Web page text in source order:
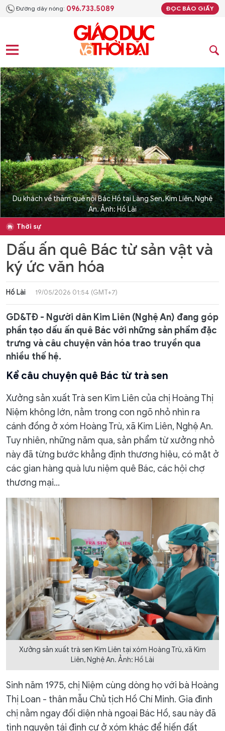
Đường dây nóng: 096.733.5089 ĐỌC BÁO GIẤY
Du khách về thăm quê nội Bác Hồ tại Làng Sen, Kim Liên, Nghệ
An. Ảnh: Hồ Lài
Thời sự
Dấu ấn quê Bác từ sản vật và
ký ức văn hóa
Hồ Lài 19/05/2026 01:54 (GMT+7)
GD&TĐ - Người dân Kim Liên (Nghệ An) đang góp
phần tạo dấu ấn quê Bác với những sản phẩm đặc
trưng và câu chuyện văn hóa trao truyền qua
nhiều thế hệ.
Kể câu chuyện quê Bác từ trà sen
Xưởng sản xuất Trà sen Kim Liên của chị Hoàng Thị
Niệm không lớn, nằm trong con ngõ nhỏ nhìn ra
cánh đồng ở xóm Hoàng Trù, xã Kim Liên, Nghệ An.
Tuy nhiên, những năm qua, sản phẩm từ xưởng nhỏ
này đã từng bước khẳng định thương hiệu, có mặt ở
các gian hàng quà lưu niệm quê Bác, các hội chợ
thương mại…
Xưởng sản xuất trà sen Kim Liên tại xóm Hoàng Trù, xã Kim
Liên, Nghệ An. Ảnh: Hồ Lài
Sinh năm 1975, chị Niệm cùng dòng họ với bà Hoàng
Thị Loan - thân mẫu Chủ tịch Hồ Chí Minh. Gia đình
chị nằm ngay đối diện nhà ngoại Bác Hồ, sau này đã
tình nguyện tái định cư ở xóm khác để hiến đất